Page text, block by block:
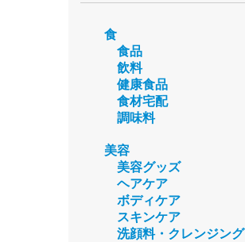
食
食品
飲料
健康食品
食材宅配
調味料
美容
美容グッズ
ヘアケア
ボディケア
スキンケア
洗顔料・クレンジング